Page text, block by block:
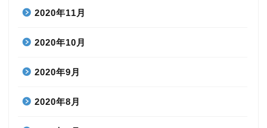
2020年11月
2020年10月
2020年9月
2020年8月